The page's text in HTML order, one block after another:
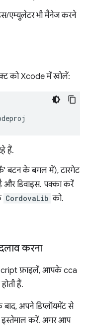
एम्युलेटर भी मैनेज करने
को Xcode में खोलें:
हैं.
बटन के बगल में), टारगेट
और डिवाइस. पक्का करें
CordovaLib को.
करना
फ़ाइलें, आपके cca
हैं.
अपने डिप्लॉयमेंट से
इस्तेमाल करें. अगर आप